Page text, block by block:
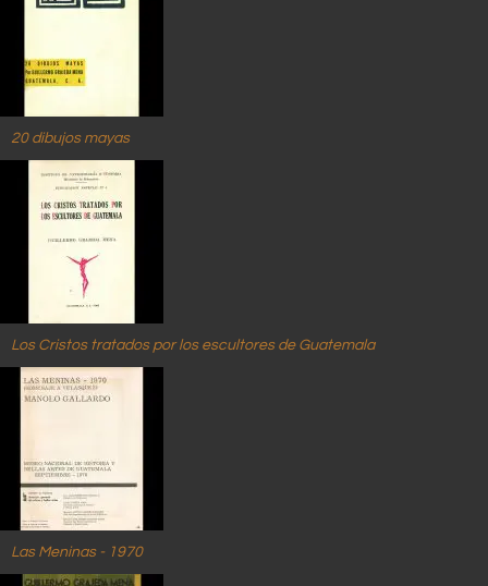
20 dibujos mayas
Los Cristos tratados por los escultores de Guatemala
Las Meninas - 1970